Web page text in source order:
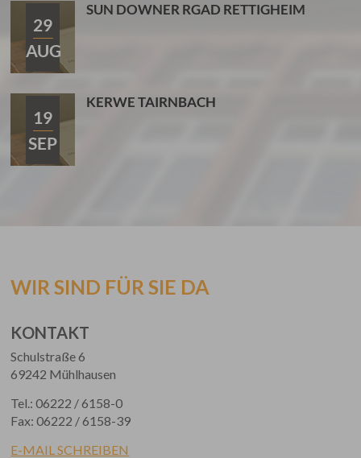
29
AUG
SUN DOWNER RGAD RETTIGHEIM
19
SEP
KERWE TAIRNBACH
WIR SIND FÜR SIE DA
KONTAKT
Schulstraße 6
69242 Mühlhausen
Tel.: 06222 / 6158-0
Fax: 06222 / 6158-39
E-MAIL SCHREIBEN